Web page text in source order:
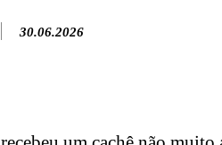
30.06.2026